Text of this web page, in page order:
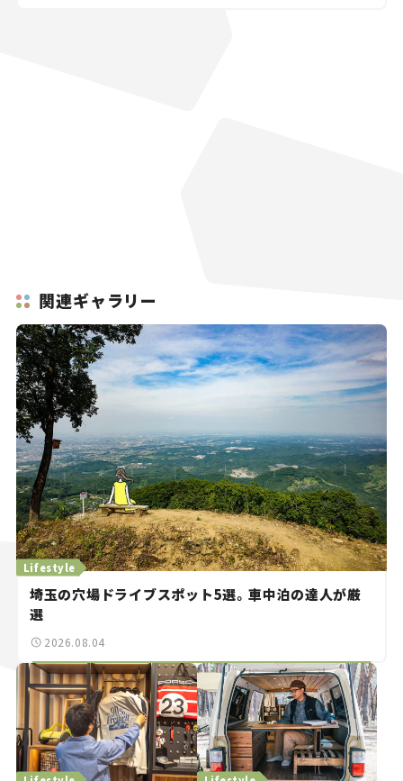
関連ギャラリー
Lifestyle
埼玉の穴場ドライブスポット5選。車中泊の達人が厳
選
2026.08.04